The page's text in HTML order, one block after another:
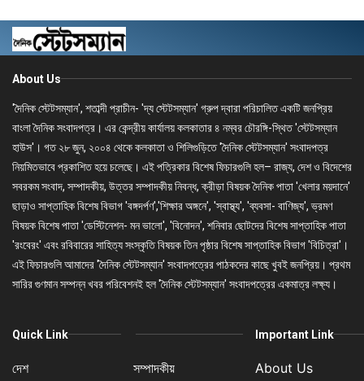
About Us
'দৈনিক স্টেটসম্যান', শতাব্দী প্রাচীন- 'দ্য স্টেটসম্যান' গ্রুপ দ্বারা পরিচালিত একটি জনপ্রিয়
বাংলা দৈনিক সংবাদপত্র। এর কেন্দ্রীয় কার্যালয় কলকাতার ৪ নম্বর চৌরঙ্গি-স্থিত 'স্টেটসম্যান
হাউস'। গত ২৮ জুন, ২০০৪ থেকে কলকাতা ও শিলিগুড়িতে 'দৈনিক স্টেটসম্যান' সংবাদপত্র
নিয়মিতভাবে প্রকাশিত হয়ে চলেছে। এই পত্রিকার বিশেষ ফিচারগুলি হল– রাজ্য, দেশ ও বিদেশের
সবরকম সংবাদ, সম্পাদকীয়, উত্তর সম্পাদকীয় নিবন্ধ, ক্রীড়া বিষয়ক দৈনিক পাতা 'খেলার ময়দানে'
ছাড়াও সাপ্তাহিক বিশেষ বিভাগ 'বঙ্গদর্পণ','শিক্ষার অঙ্গনে', 'স্বাস্থ্য', 'ব্যবসা- বাণিজ্য', ভ্রমণ
বিষয়ক বিশেষ পাতা 'ডেস্টিনেশন- মন ভালো', 'বিনোদন', শনিবার ছোটদের বিশেষ সাপ্তাহিক পাতা
'রংবেরং' এবং রবিবারের সাহিত্য সংস্কৃতি বিষয়ক তিন পৃষ্ঠার বিশেষ সাপ্তাহিক বিভাগ 'বিচিত্রা'।
এই ফিচারগুলি আমাদের 'দৈনিক স্টেটসম্যান' সংবাদপত্রের পাঠকদের কাছে খুবই জনপ্রিয়। প্রথম
সারির গুণমান সম্পন্ন খবর পরিবেশনই হল 'দৈনিক স্টেটসম্যান' সংবাদপত্রের একমাত্র লক্ষ্য।
Quick Link
দেশ সম্পাদকীয়
Important Link
About Us